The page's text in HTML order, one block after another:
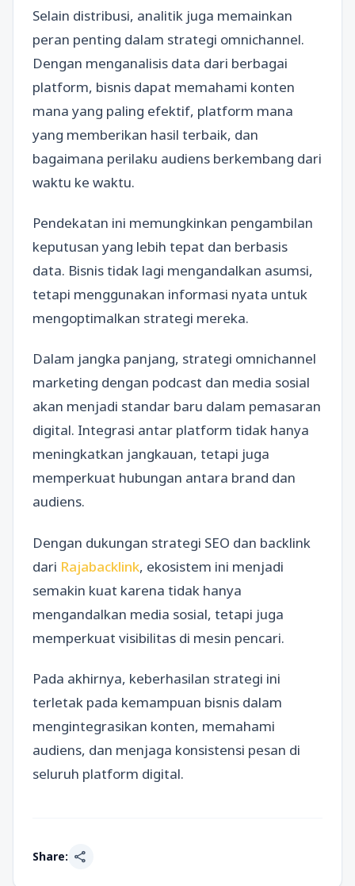
Selain distribusi, analitik juga memainkan
peran penting dalam strategi omnichannel.
Dengan menganalisis data dari berbagai
platform, bisnis dapat memahami konten
mana yang paling efektif, platform mana
yang memberikan hasil terbaik, dan
bagaimana perilaku audiens berkembang dari
waktu ke waktu.
Pendekatan ini memungkinkan pengambilan
keputusan yang lebih tepat dan berbasis
data. Bisnis tidak lagi mengandalkan asumsi,
tetapi menggunakan informasi nyata untuk
mengoptimalkan strategi mereka.
Dalam jangka panjang, strategi omnichannel
marketing dengan podcast dan media sosial
akan menjadi standar baru dalam pemasaran
digital. Integrasi antar platform tidak hanya
meningkatkan jangkauan, tetapi juga
memperkuat hubungan antara brand dan
audiens.
Dengan dukungan strategi SEO dan backlink
dari Rajabacklink, ekosistem ini menjadi
semakin kuat karena tidak hanya
mengandalkan media sosial, tetapi juga
memperkuat visibilitas di mesin pencari.
Pada akhirnya, keberhasilan strategi ini
terletak pada kemampuan bisnis dalam
mengintegrasikan konten, memahami
audiens, dan menjaga konsistensi pesan di
seluruh platform digital.
Share: share